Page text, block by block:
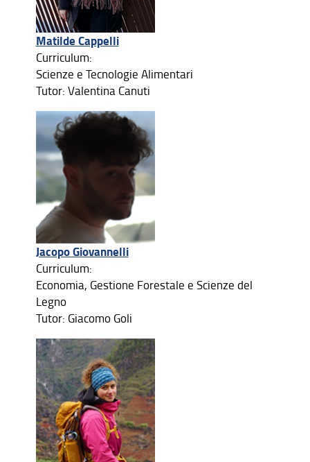
Matilde Cappelli
Curriculum:
Scienze e Tecnologie Alimentari
Tutor: Valentina Canuti
Jacopo Giovannelli
Curriculum:
Economia, Gestione Forestale e Scienze del
Legno
Tutor: Giacomo Goli